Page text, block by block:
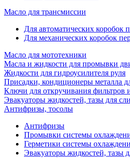
Масло для трансмиссии
Для автоматических коробок
Для механических коробок
Масло для мототехники
Масла и жидкости для промывки
Жидкости для гидроусилителя руля
Присадки, кондиционеры металла
Ключи для откручивания фильтров
Эвакуаторы жидкостей, тазы для
Антифризы, тосолы
Антифризы
Промывки системы
Герметики системы
Эвакуаторы жидкостей, тазы